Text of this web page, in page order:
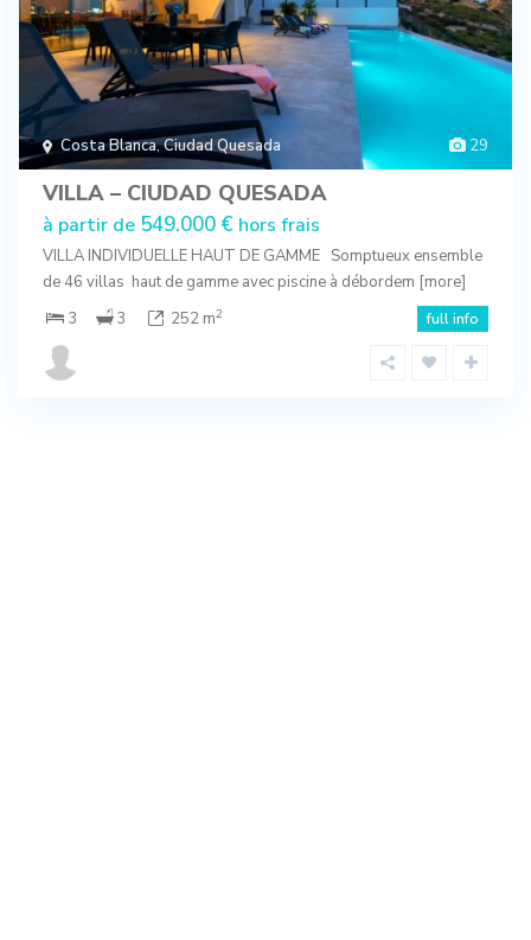
29
Costa Blanca,Ciudad Quesada
VILLA – CIUDAD QUESADA
à partir de 549.000 € hors frais
VILLA INDIVIDUELLE HAUT DE GAMME Somptueux ensemble
de 46 villas haut de gamme avec piscine à débordem [more]
3
3 252 m2 full info